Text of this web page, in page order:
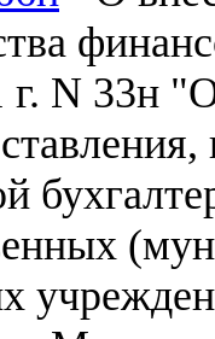
г. N 33н